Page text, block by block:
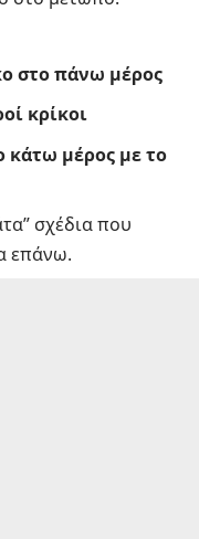
στο πάνω μέρος
κρίκοι
κάτω μέρος με το
σχέδια που
επάνω.